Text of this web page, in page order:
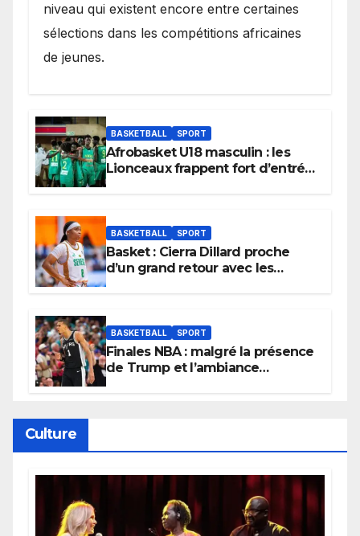
niveau qui existent encore entre certaines
sélections dans les compétitions africaines
de jeunes.
BASKETBALL SPORT
Afrobasket U18 masculin : les
Lionceaux frappent fort d’entrée
BASKETBALL SPORT
Basket : Cierra Dillard proche
d’un grand retour avec les
BASKETBALL SPORT
Finales NBA : malgré la présence
de Trump et l’ambiance
Culture